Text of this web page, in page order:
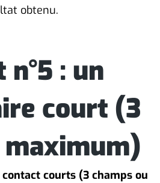
obtenu.
: un
court (3
maximum)
courts (3 champs ou